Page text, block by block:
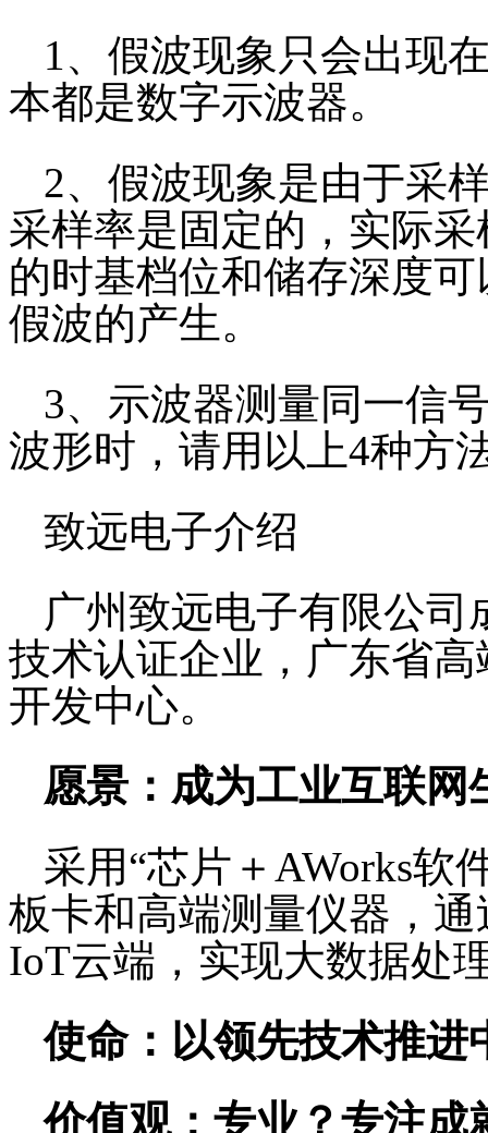
1、假波现象只会出现
本都是数字示波器。
2、假波现象是由于采
采样率是固定的，实际
的时基档位和储存深度
假波的产生。
3、示波器测量同一信
波形时，请用以上4种方
致远电子介绍
广州致远电子有限公司
技术认证企业，广东省
开发中心。
愿景： 成为工业互联网
采用“芯片＋AWorks软
板卡和高端测量仪器，
IoT云端，实现大数据处
使命： 以领先技术推进
价值观： 专业？专注成